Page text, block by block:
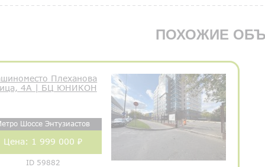
ПОХОЖИЕ
Плеханова
4А | БЦ ЮНИКОН
Шоссе Энтузиастов
Цена: 1 999 000 ₽
ID 59882